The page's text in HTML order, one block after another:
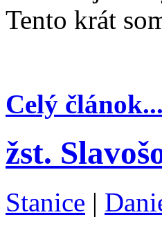
Tento krát
Celý článok...
žst.
Stanice |